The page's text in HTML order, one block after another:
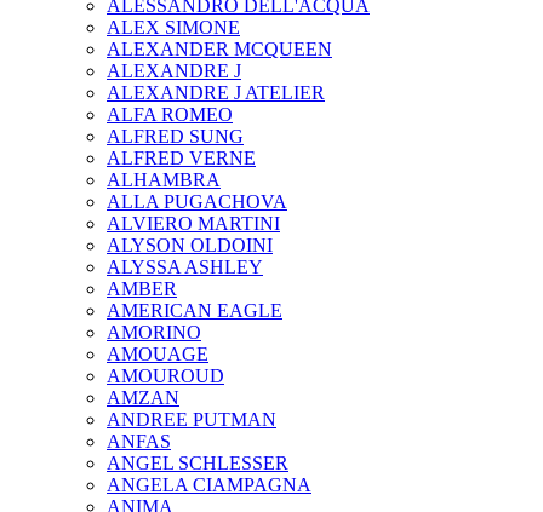
ALESSANDRO DELL'ACQUA
ALEX SIMONE
ALEXANDER MCQUEEN
ALEXANDRE J
ALEXANDRE J ATELIER
ALFA ROMEO
ALFRED SUNG
ALFRED VERNE
ALHAMBRA
ALLA PUGACHOVA
ALVIERO MARTINI
ALYSON OLDOINI
ALYSSA ASHLEY
AMBER
AMERICAN EAGLE
AMORINO
AMOUAGE
AMOUROUD
AMZAN
ANDREE PUTMAN
ANFAS
ANGEL SCHLESSER
ANGELA CIAMPAGNA
ANIMA